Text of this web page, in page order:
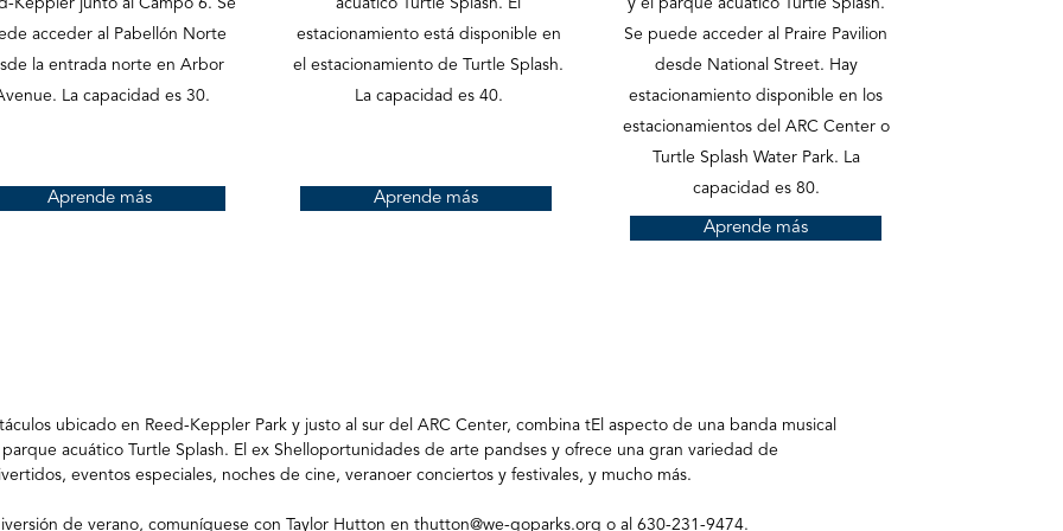
Keppler junto al Campo 6. Se
acceder al Pabellón Norte
la entrada norte en Arbor
La capacidad es 30.
Aprende más
acuático Turtle Splash. El
estacionamiento está disponible en
el estacionamiento de Turtle Splash.
La capacidad es 40.
Aprende más
y el parque acuático Turtle Splash.
Se puede acceder al Praire Pavilion
desde National Street. Hay
estacionamiento disponible en los
estacionamientos del ARC Center o
Turtle Splash Water Park. La
capacidad es 80.
Aprende más
ubicado en Reed-Keppler Park y justo al sur del ARC Center, combina tEl aspecto de una banda musical
acuático Turtle Splash. El ex Shell oportunidades de arte pandses y ofrece una gran variedad de
eventos especiales, noches de cine, veranoer conciertos y festivales, y mucho más.
de verano, comuníquese con Taylor Hutton en thutton@we-goparks.org o al 630-231-9474.